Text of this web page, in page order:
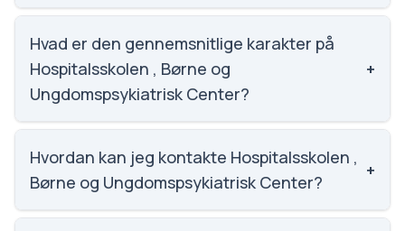
Vi har ikke data om elevtallet på Hospitalsskolen ,
Børne og Ungdomspsykiatrisk Center.
Hvad er den gennemsnitlige karakter på
Hospitalsskolen , Børne og
Ungdomspsykiatrisk Center?
+
Vi har ikke data om karaktergennemsnittet for
Hospitalsskolen , Børne og Ungdomspsykiatrisk
Center.
Hvordan kan jeg kontakte Hospitalsskolen ,
Børne og Ungdomspsykiatrisk Center?
+
Email: hospitalsskolerne@glostrup.dk. Telefon: